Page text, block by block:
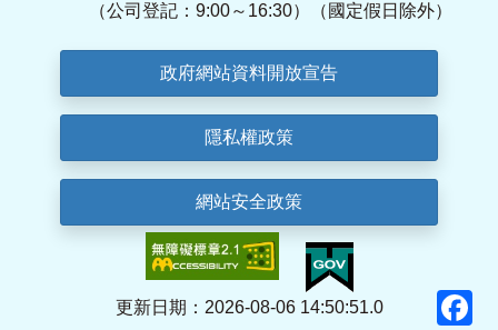
（公司登記：9:00～16:30）（國定假日除外）
政府網站資料開放宣告
隱私權政策
網站安全政策
更新日期：2026-08-06 14:50:51.0